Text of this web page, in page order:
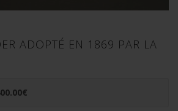
ADOPTÉ EN 1869 PAR LA
€